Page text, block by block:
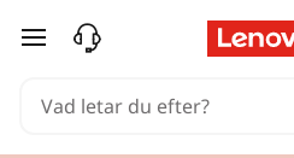
hoppa vidare till